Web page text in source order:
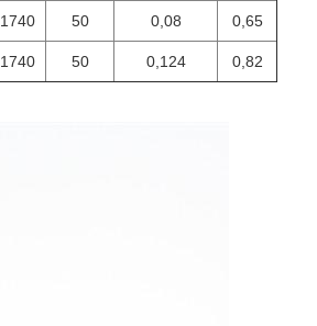
1740 50 0,08 0,65
1740 50 0,124 0,82